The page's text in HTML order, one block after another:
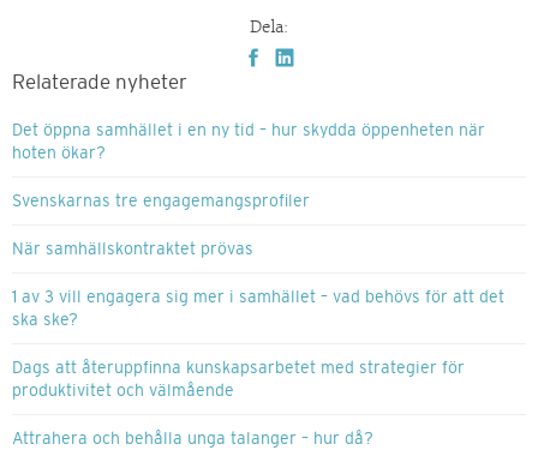
Dela:
Relaterade nyheter
Det öppna samhället i en ny tid – hur skydda öppenheten när
hoten ökar?
Svenskarnas tre engagemangsprofiler
När samhällskontraktet prövas
1 av 3 vill engagera sig mer i samhället – vad behövs för att det
ska ske?
Dags att återuppfinna kunskapsarbetet med strategier för
produktivitet och välmående
Attrahera och behålla unga talanger – hur då?